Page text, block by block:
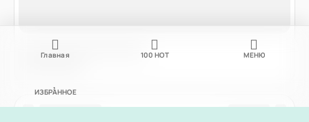
Главная 100 НОТ МЕНЮ
ИЗБРАННОЕ